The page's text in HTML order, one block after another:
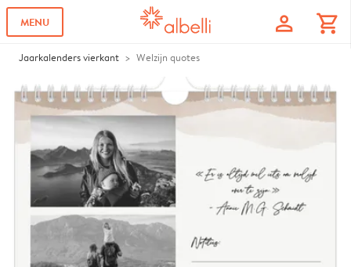
MENU profile shopping_cart
Jaarkalenders vierkant Welzijn quotes